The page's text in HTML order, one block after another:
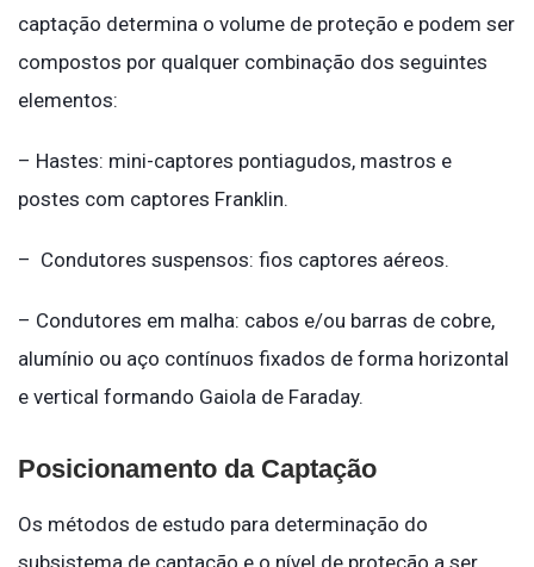
captação determina o volume de proteção e podem ser
compostos por qualquer combinação dos seguintes
elementos:
– Hastes: mini-captores pontiagudos, mastros e
postes com captores Franklin.
– Condutores suspensos: fios captores aéreos.
– Condutores em malha: cabos e/ou barras de cobre,
alumínio ou aço contínuos fixados de forma horizontal
e vertical formando Gaiola de Faraday.
Posicionamento da Captação
Os métodos de estudo para determinação do